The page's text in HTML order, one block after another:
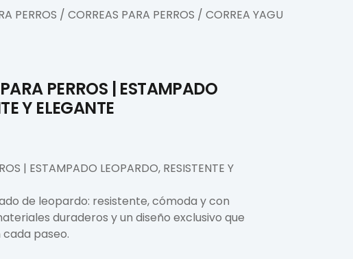
PERROS / CORREAS PARA PERROS / CORREA YAGU
PERROS | ESTAMPADO
Y ELEGANTE
| ESTAMPADO LEOPARDO, RESISTENTE Y
de leopardo: resistente, cómoda y con
duraderos y un diseño exclusivo que
paseo.